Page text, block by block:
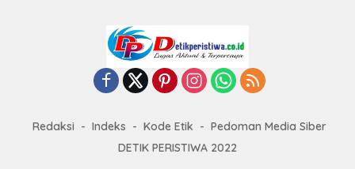
Redaksi Indeks Kode Etik
Pedoman Media Siber
DETIK PERISTIWA 2022